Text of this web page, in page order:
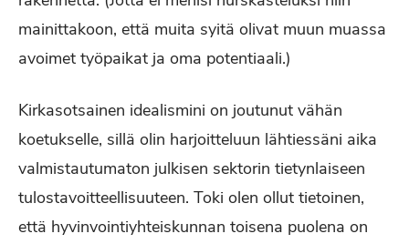
mainittakoon, että muita syitä olivat muun muassa
avoimet työpaikat ja oma potentiaali.)
Kirkasotsainen idealismini on joutunut vähän
koetukselle, sillä olin harjoitteluun lähtiessäni aika
valmistautumaton julkisen sektorin tietynlaiseen
tulostavoitteellisuuteen. Toki olen ollut tietoinen,
että hyvinvointiyhteiskunnan toisena puolena on